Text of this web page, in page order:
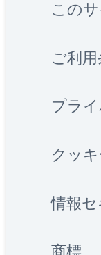
この
ご利
プラ
クッキ
情報
商標